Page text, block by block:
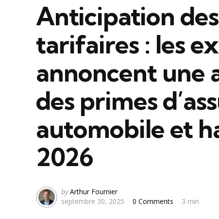
Anticipation
tarifaires : les
annoncent une
des primes
automobile et
2026
Posted
by
by Arthur Fournier
septembre 30, 2025
0 Comments 3 min